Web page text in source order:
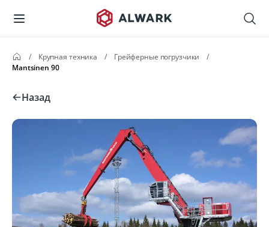
/ Крупная техника / Грейферные погрузчики
/
Mantsinen 90
Назад